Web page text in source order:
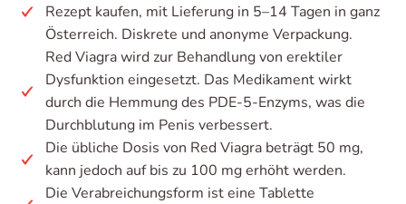
Rezept kaufen, mit Lieferung in 5–14 Tagen in ganz
Österreich. Diskrete und anonyme Verpackung.
Red Viagra wird zur Behandlung von erektiler
Dysfunktion eingesetzt. Das Medikament wirkt
durch die Hemmung des PDE-5-Enzyms, was die
Durchblutung im Penis verbessert.
Die übliche Dosis von Red Viagra beträgt 50 mg,
kann jedoch auf bis zu 100 mg erhöht werden.
Die Verabreichungsform ist eine Tablette